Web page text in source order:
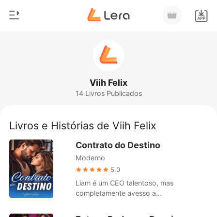
Baixar App
Lobisomem
Romance
Bilionários
Ranking
Viih Felix
14 Livros Publicados
Livros e Histórias de Viih Felix
Contrato do Destino
Moderno
5.0
Liam é um CEO talentoso, mas
completamente avesso a